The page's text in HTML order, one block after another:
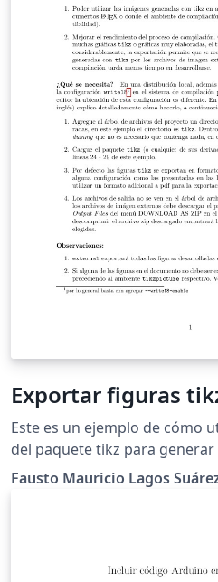
Exportar figuras
Este es un ejemplo de cómo
del paquete tikz para
las gráficas desarrolladas en
Fausto Mauricio Lagos